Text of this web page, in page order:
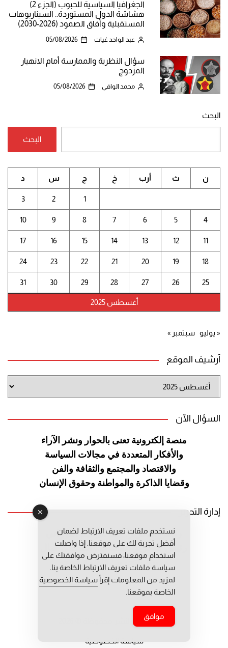
الجغرافيا السياسية للحبوب (الجزء 2)
هشاشة الدول المستوردة.. السيناريوهات
المستقبلية وآفاق الصمود (2026-2030)
عبد الواحد غيات 05/08/2026
سؤال النظرية والممارسة أمام الانهيار
المزدوج
محمد الوافي 05/08/2026
البحث
البحث
أغسطس 2025
ن ث أرب خ ج س د
1
2
3
4
5
6
7
8
9
10
11
12
13
14
15
16
17
18
19
20
21
22
23
24
25
26
27
28
29
30
31
« يوليو سبتمبر »
أرشيف الموقع
أرشيف
السؤال الآن
منصة إلكترونية تعنى بالحوار ونشر الآراء
والأفكار المتعددة في مجالات السياسة
والاقتصاد والمجتمع والثقافة والفن
وقضايا الذاكرة والمواطنة وحقوق الإنسان
إدارة التحرير
رئيس التحرير: عبد الرحيم التوراني
رئيس التحرير المساعد: المعطي قبال
مديرة التحرير: فاطمة حوحو
جميع حقوق النشر محفوظة © 2026
سياسة الخصوصية
نستخدم ملفات تعريف الارتباط لضمان
أفضل تجربة لك على موقعنا. إذا واصلت
استخدام موقعنا، فسنفترض موافقتك على
سياسة ملفات تعريف الارتباط الخاصة بنا.
لمزيد من المعلومات إقرأ سياسة الخصوصية
الخاصة بموقعنا.
موافق